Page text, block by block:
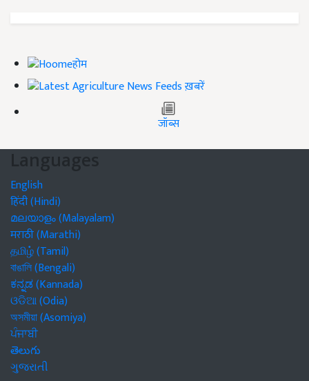
होम
ख़बरें
जॉब्स
Languages
English
हिंदी (Hindi)
മലയാളം (Malayalam)
मराठी (Marathi)
தமிழ் (Tamil)
বাঙালি (Bengali)
ಕನ್ನಡ (Kannada)
ଓଡିଆ (Odia)
অসমীয়া (Asomiya)
ਪੰਜਾਬੀ
తెలుగు
ગુજરાતી